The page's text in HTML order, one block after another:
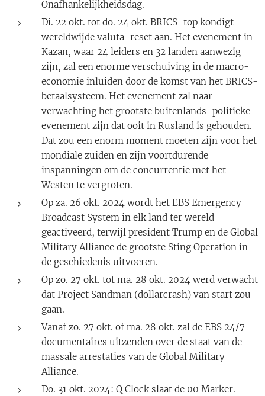
Onafhankelijkheidsdag.
Di. 22 okt. tot do. 24 okt. BRICS-top kondigt
wereldwijde valuta-reset aan. Het evenement in
Kazan, waar 24 leiders en 32 landen aanwezig
zijn, zal een enorme verschuiving in de macro-
economie inluiden door de komst van het BRICS-
betaalsysteem. Het evenement zal naar
verwachting het grootste buitenlands-politieke
evenement zijn dat ooit in Rusland is gehouden.
Dat zou een enorm moment moeten zijn voor het
mondiale zuiden en zijn voortdurende
inspanningen om de concurrentie met het
Westen te vergroten.
Op za. 26 okt. 2024 wordt het EBS Emergency
Broadcast System in elk land ter wereld
geactiveerd, terwijl president Trump en de Global
Military Alliance de grootste Sting Operation in
de geschiedenis uitvoeren.
Op zo. 27 okt. tot ma. 28 okt. 2024 werd verwacht
dat Project Sandman (dollarcrash) van start zou
gaan.
Vanaf zo. 27 okt. of ma. 28 okt. zal de EBS 24/7
documentaires uitzenden over de staat van de
massale arrestaties van de Global Military
Alliance.
Do. 31 okt. 2024: Q Clock slaat de 00 Marker.